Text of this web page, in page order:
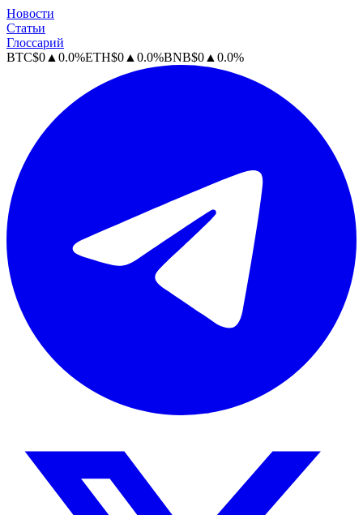
Новости
Статьи
Глоссарий
BTC$0 ▲ 0.0%ETH$0 ▲ 0.0%BNB$0 ▲ 0.0%